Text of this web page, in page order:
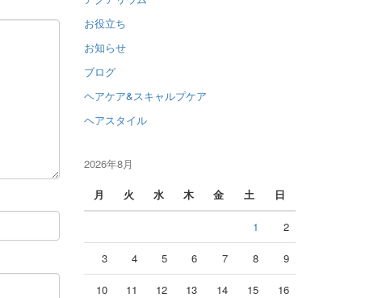
お役立ち
お知らせ
ブログ
ヘアケア&スキャルプケア
ヘアスタイル
2026年8月
月
火 水 木 金 土 日
1 2
3 4 5 6 7 8 9
10 11 12 13 14 15 16